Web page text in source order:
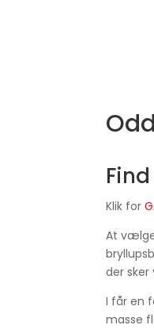
Klik for
At
der
I får en
masse